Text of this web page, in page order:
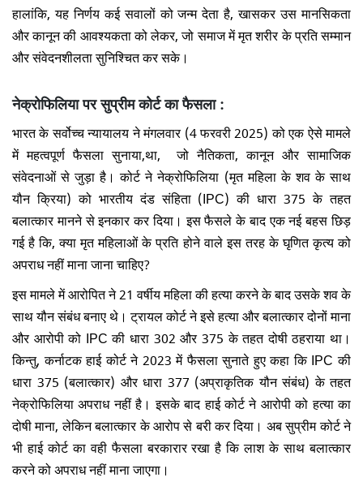
हालांकि, यह निर्णय कई सवालों को जन्म देता है, खासकर उस मानसिकता
और कानून की आवश्यकता को लेकर, जो समाज में मृत शरीर के प्रति सम्मान
और संवेदनशीलता सुनिश्चित कर सके।
नेक्रोफिलिया पर सुप्रीम कोर्ट का फैसला :
भारत के सर्वोच्च न्यायालय ने मंगलवार (4 फरवरी 2025) को एक ऐसे मामले
में महत्वपूर्ण फैसला सुनाया,था, जो नैतिकता, कानून और सामाजिक
संवेदनाओं से जुड़ा है। कोर्ट ने नेक्रोफिलिया (मृत महिला के शव के साथ
यौन क्रिया) को भारतीय दंड संहिता (IPC) की धारा 375 के तहत
बलात्कार मानने से इनकार कर दिया। इस फैसले के बाद एक नई बहस छिड़
गई है कि, क्या मृत महिलाओं के प्रति होने वाले इस तरह के घृणित कृत्य को
अपराध नहीं माना जाना चाहिए?
इस मामले में आरोपित ने 21 वर्षीय महिला की हत्या करने के बाद उसके शव के
साथ यौन संबंध बनाए थे। ट्रायल कोर्ट ने इसे हत्या और बलात्कार दोनों माना
और आरोपी को IPC की धारा 302 और 375 के तहत दोषी ठहराया था।
किन्तु, कर्नाटक हाई कोर्ट ने 2023 में फैसला सुनाते हुए कहा कि IPC की
धारा 375 (बलात्कार) और धारा 377 (अप्राकृतिक यौन संबंध) के तहत
नेक्रोफिलिया अपराध नहीं है। इसके बाद हाई कोर्ट ने आरोपी को हत्या का
दोषी माना, लेकिन बलात्कार के आरोप से बरी कर दिया। अब सुप्रीम कोर्ट ने
भी हाई कोर्ट का वही फैसला बरकारार रखा है कि लाश के साथ बलात्कार
करने को अपराध नहीं माना जाएगा।